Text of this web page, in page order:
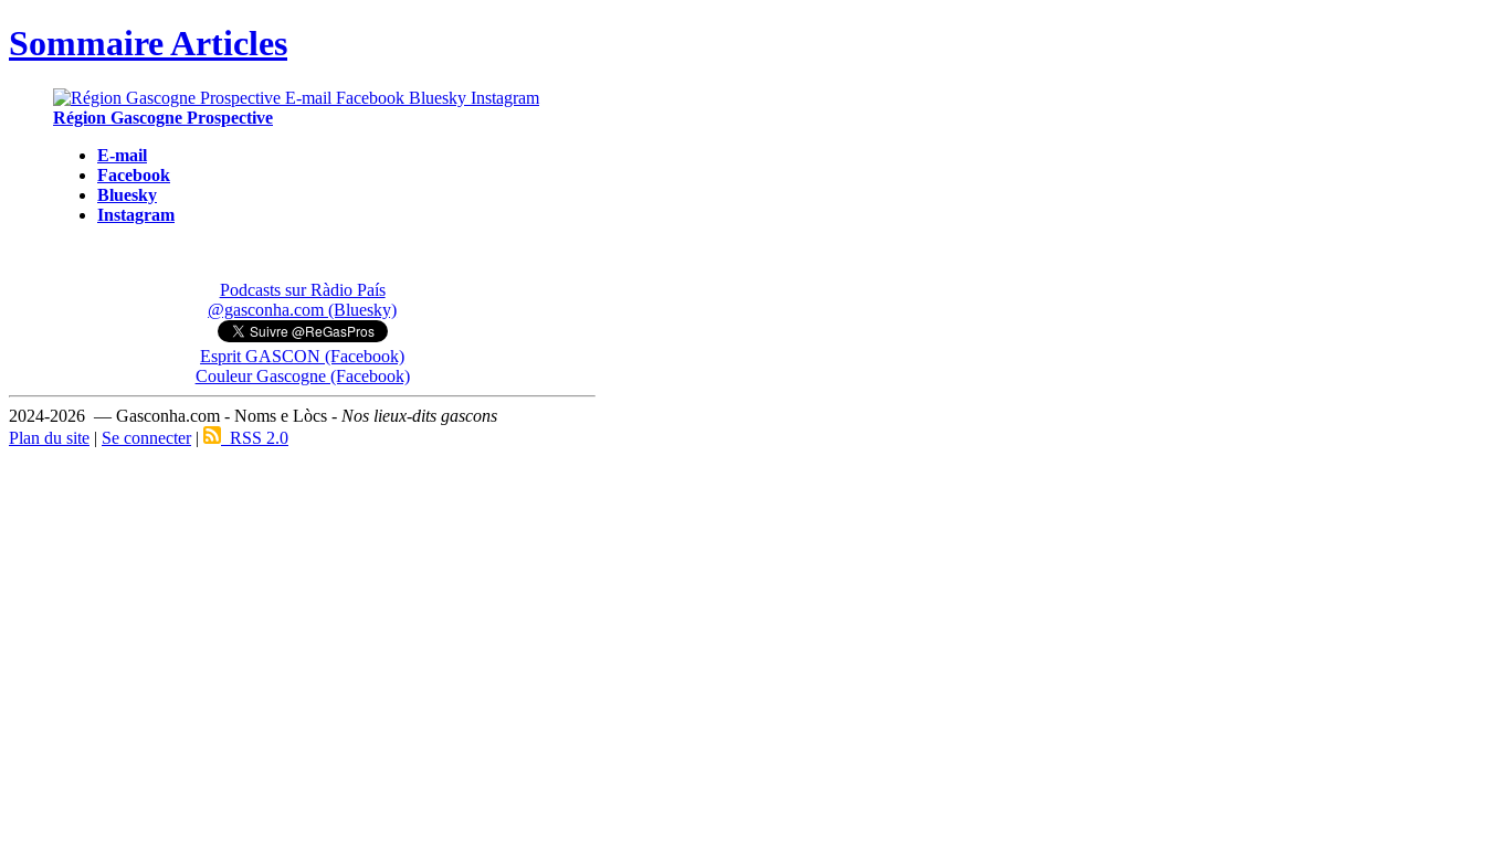
Sommaire Articles
Région Gascogne Prospective
E-mail
Facebook
Bluesky
Instagram
Podcasts sur Ràdio País
@gasconha.com (Bluesky)
Esprit GASCON (Facebook)
Couleur Gascogne (Facebook)
2024-2026 — Gasconha.com - Noms e Lòcs - Nos lieux-dits gascons
Plan du site | Se connecter| RSS 2.0